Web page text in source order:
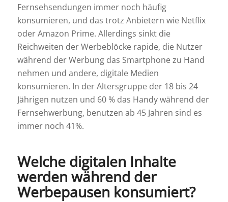
Fernsehsendungen immer noch häufig
konsumieren, und das trotz Anbietern wie Netflix
oder Amazon Prime. Allerdings sinkt die
Reichweiten der Werbeblöcke rapide, die Nutzer
während der Werbung das Smartphone zu Hand
nehmen und andere, digitale Medien
konsumieren. In der Altersgruppe der 18 bis 24
Jährigen nutzen und 60 % das Handy während der
Fernsehwerbung, benutzen ab 45 Jahren sind es
immer noch 41%.
Welche digitalen Inhalte
werden während der
Werbepausen konsumiert?